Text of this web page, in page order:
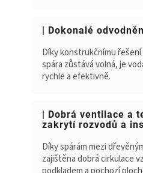
| Dokonalé
Díky konstrukčnímu
spára zůstává volná, je
rychle a efektivně.
| Dobrá ventilace a
zakrytí rozvodů a
Díky spárám mezi
zajištěna dobrá cirkulace